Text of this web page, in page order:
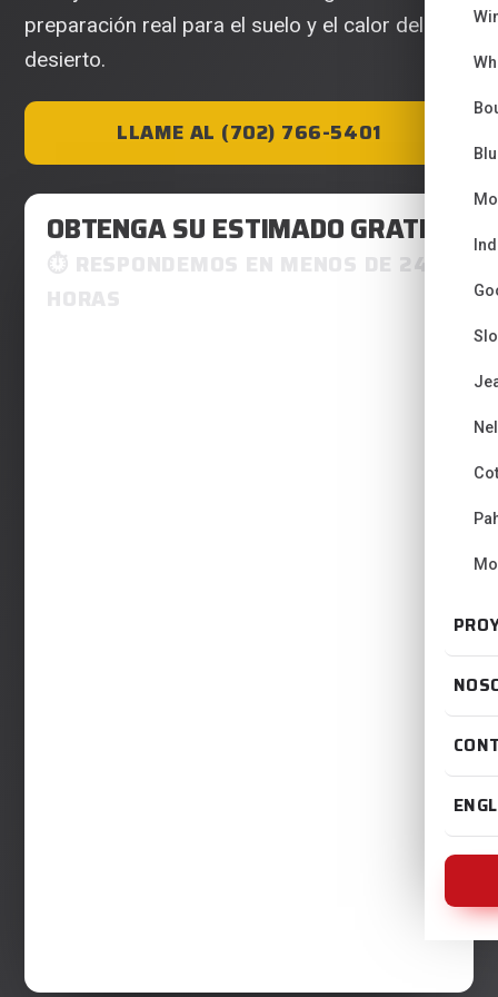
preparación real para el suelo y el calor del
desierto.
LLAME AL (702) 766-5401
OBTENGA SU ESTIMADO GRATIS
RESPONDEMOS EN MENOS DE 24
HORAS